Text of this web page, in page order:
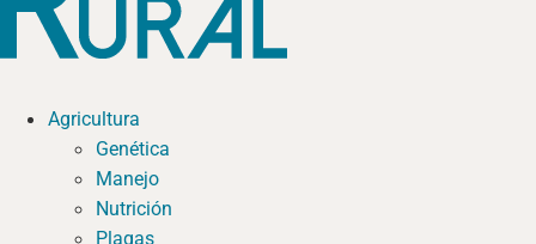
Agricultura
Genética
Manejo
Nutrición
Plagas